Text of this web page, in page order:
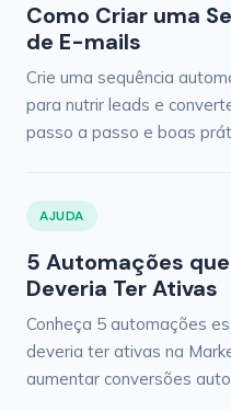
Como Criar uma
de E-mails
Crie uma sequência
para nutrir leads e
passo a passo e boas
AJUDA
5 Automações
Deveria Ter Ativas
Conheça 5 automações
deveria ter ativas na
aumentar conversões